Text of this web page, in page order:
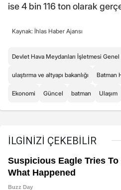
ise 4 bin 116 ton olarak
Kaynak: İhlas Haber Ajansı
Devlet Hava Meydanları İşletmesi
ulaştırma ve altyapı bakanlığı Batman
Ekonomi Güncel batman Ulaşım